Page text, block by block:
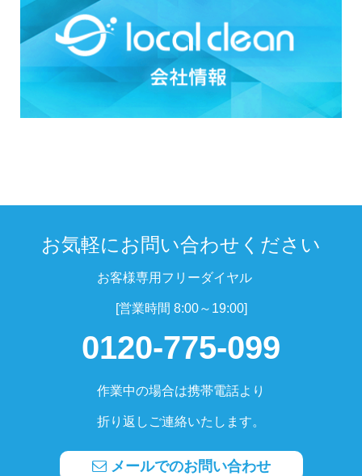
お気軽にお問い合わせください
お客様専用フリーダイヤル
[営業時間 8:00～19:00]
0120-775-099
作業中の場合は携帯電話より
折り返しご連絡いたします。
メールでのお問い合わせ